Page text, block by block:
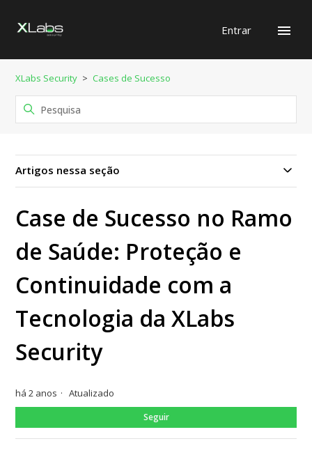
Entrar
XLabs Security Cases de Sucesso
Artigos nessa seção
Case de Sucesso no Ramo
de Saúde: Proteção e
Continuidade com a
Tecnologia da XLabs
Security
há 2 anos Atualizado
Seguir